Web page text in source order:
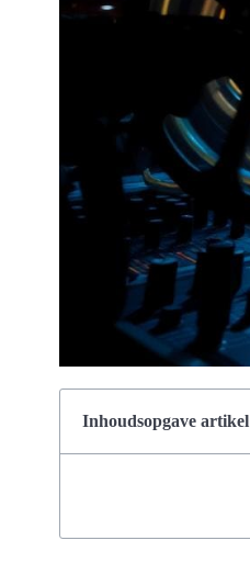
Inhoudsopgave artikel